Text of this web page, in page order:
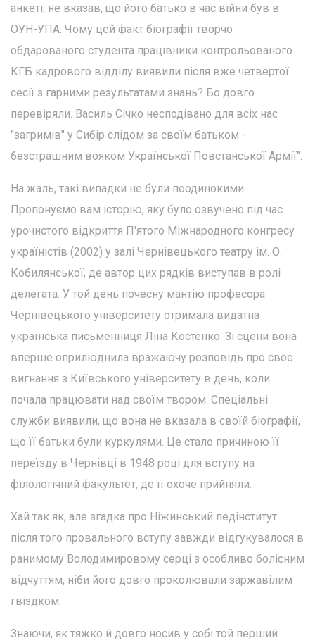
анкеті, не вказав, що його батько в час війни був в
ОУН-УПА. Чому цей факт біографії творчо
обдарованого студента працівники контрольованого
КГБ кадрового відділу виявили після вже четвертої
сесії з гарними результатами знань? Бо довго
перевіряли. Василь Січко несподівано для всіх нас
"загримів" у Сибір слідом за своїм батьком -
безстрашним вояком Української Повстанської Армії".
На жаль, такі випадки не були поодинокими.
Пропонуємо вам історію, яку було озвучено під час
урочистого відкриття П'ятого Міжнародного конгресу
україністів (2002) у залі Чернівецького театру ім. О.
Кобилянської, де автор цих рядків виступав в ролі
делегата. У той день почесну мантію професора
Чернівецького університету отримала видатна
українська письменниця Ліна Костенко. Зі сцени вона
вперше оприлюднила вражаючу розповідь про своє
вигнання з Київського університету в день, коли
почала працювати над своїм твором. Спеціальні
служби виявили, що вона не вказала в своїй біографії,
що її батьки були куркулями. Це стало причиною її
переїзду в Чернівці в 1948 році для вступу на
філологічний факультет, де її охоче прийняли.
Хай так як, але згадка про Ніжинський педінститут
після того провального вступу завжди відгукувалося в
ранимому Володимировому серці з особливо болісним
відчуттям, ніби його довго проколювали заржавілим
гвіздком.
Знаючи, як тяжко й довго носив у собі той перший